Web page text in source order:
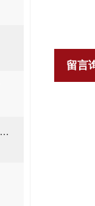
对钢板防护罩进行冷却降温的手段有哪些？
留言